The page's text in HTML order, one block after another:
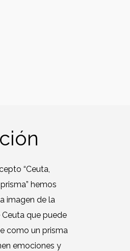
“Ceuta,
hemos
imagen de la
que puede
como un prisma
emociones y